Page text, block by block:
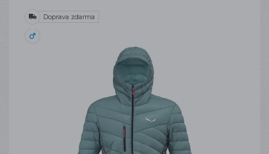
Doprava zdarma